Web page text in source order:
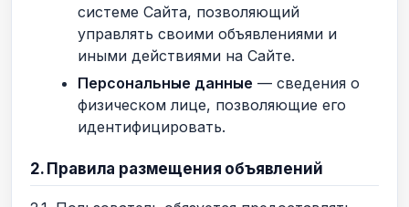
системе Сайта, позволяющий
управлять своими объявлениями и
иными действиями на Сайте.
Персональные данные — сведения о
физическом лице, позволяющие его
идентифицировать.
2. Правила размещения объявлений